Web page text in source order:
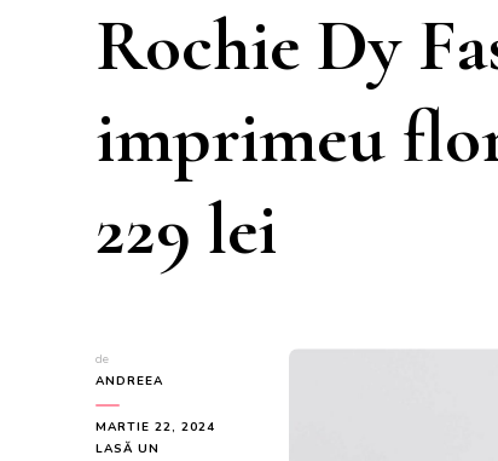
Rochie Dy
imprimeu
229 lei
de
ANDREEA
MARTIE 22, 2024
LASĂ UN